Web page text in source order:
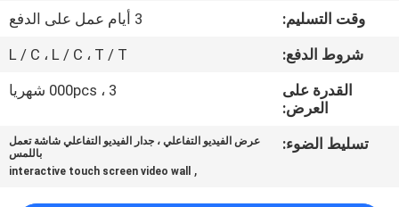
اتصل
أخبار
وقت التسليم:
3 أيام عمل على الدفع
شروط الدفع:
L / C ، L / C ، T / T
القدرة على
العرض:
3 ، 000pcs شهريا
تسليط الضوء:
عرض الفيديو التفاعلي ، جدار الفيديو التفاعلي شاشة تعمل
باللمس
,
interactive touch screen video wall